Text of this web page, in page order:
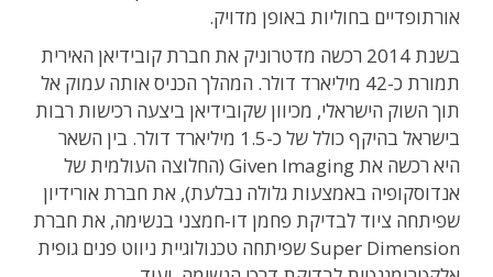
אורתופדיים בחוליות באופן מדויק.
בשנת 2014 רכשה מדטרוניק את חברת קובידיאן האירית
תמורת כ-42 מיליארד דולר. המהלך הכניס אותה עמוק אל
תוך השוק הישראלי, מכיוון שקובידיאן ביצעה רכישות רבות
בישראל בהיקף כולל של כ-1.5 מיליארד דולר. בין השאר
היא רכשה את Given Imaging (החלוצה העולמית של
אנדוסקופיה באמצעות גלולה נבלעת), את חברת אורידיון
שפיתחה ציוד לבדיקת פחמן דו-חמצני בנשימה, את חברת
Super Dimension שפיתחה טכנולוגיית ניווט פנים גופית